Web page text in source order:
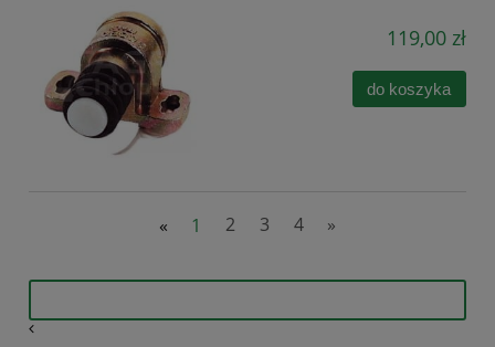
119,00 zł
do koszyka
« 1 2 3 4 »